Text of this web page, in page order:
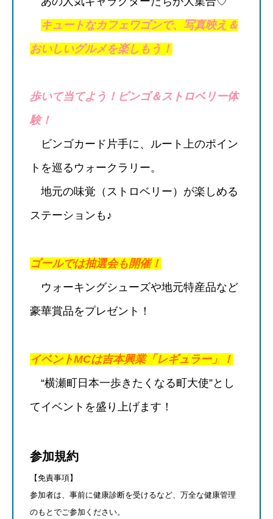
キュートなカフェワゴンで、写真映え＆
おいしいグルメを楽しもう！
歩いて当てよう！ビンゴ＆ストロベリー体
験！
ビンゴカード片手に、ルート上のポイン
トを巡るウォークラリー。
地元の味覚（ストロベリー）が楽しめる
ステーションも♪
ゴールでは抽選会も開催！
ウォーキングシューズや地元特産品など
豪華賞品をプレゼント！
イベントMCは吉本興業「レギュラー」！
“横瀬町日本一歩きたくなる町大使”とし
てイベントを盛り上げます！
参加規約
【免責事項】
参加者は、事前に健康診断を受けるなど、万全な健康管理
のもとでご参加ください。